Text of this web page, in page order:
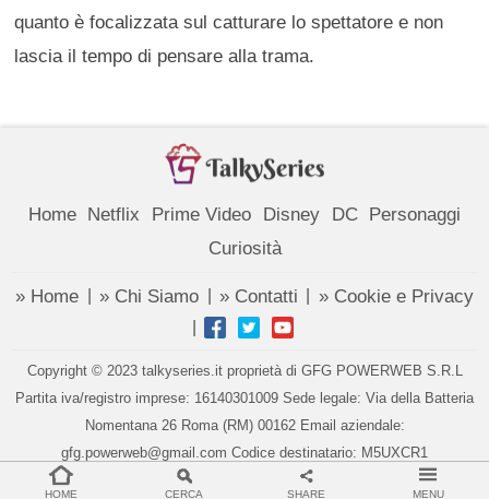
HOME CERCA SHARE MENU
quanto è focalizzata sul catturare lo spettatore e non
lascia il tempo di pensare alla trama.
Home Netflix Prime Video Disney DC
Personaggi
Curiosità
» Home » Chi Siamo » Contatti » Cookie e Privacy
Copyright © 2023 talkyseries.it proprietà di GFG POWERWEB S.R.L
Partita iva/registro imprese: 16140301009 Sede legale: Via della Batteria
Nomentana 26 Roma (RM) 00162 Email aziendale:
gfg.powerweb@gmail.com Codice destinatario: M5UXCR1
Gestione cookie